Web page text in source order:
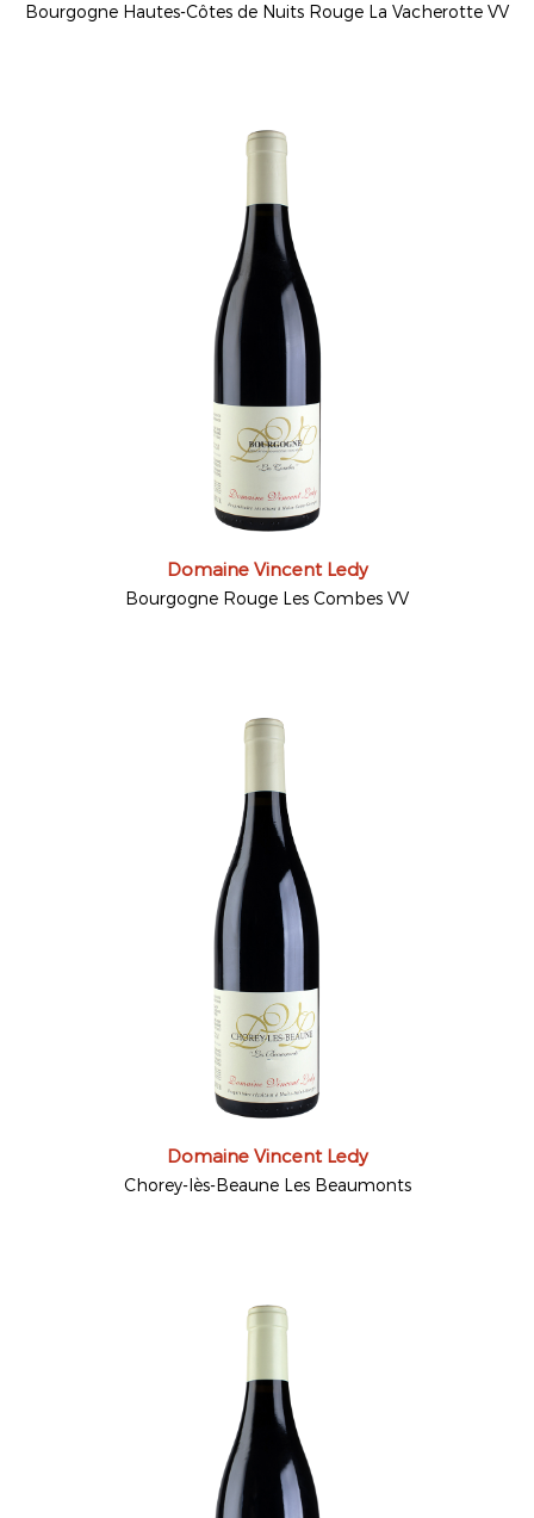
Bourgogne Hautes-Côtes de Nuits Rouge La Vacherotte VV
Domaine Vincent Ledy
Bourgogne Rouge Les Combes VV
Domaine Vincent Ledy
Chorey-lès-Beaune Les Beaumonts